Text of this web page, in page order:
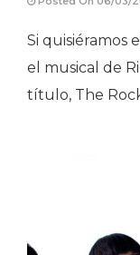
Si quisiéramos
el musical de
título, The